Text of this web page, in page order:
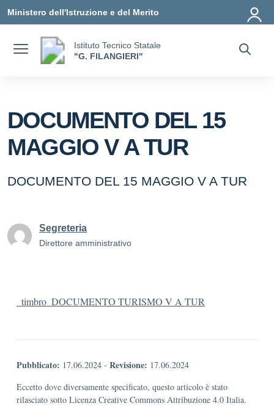
Ministero dell'Istruzione e del Merito
Istituto Tecnico Statale
"G. FILANGIERI"
DOCUMENTO DEL 15
MAGGIO V A TUR
DOCUMENTO DEL 15 MAGGIO V A TUR
Segreteria
Direttore amministrativo
_timbro_DOCUMENTO TURISMO V A TUR
Pubblicato: 17.06.2024 - Revisione: 17.06.2024
Eccetto dove diversamente specificato, questo articolo è stato
rilasciato sotto Licenza Creative Commons Attribuzione 4.0 Italia.